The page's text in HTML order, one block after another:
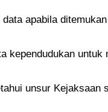
apabila
kependudukan
unsur Kejaksaan